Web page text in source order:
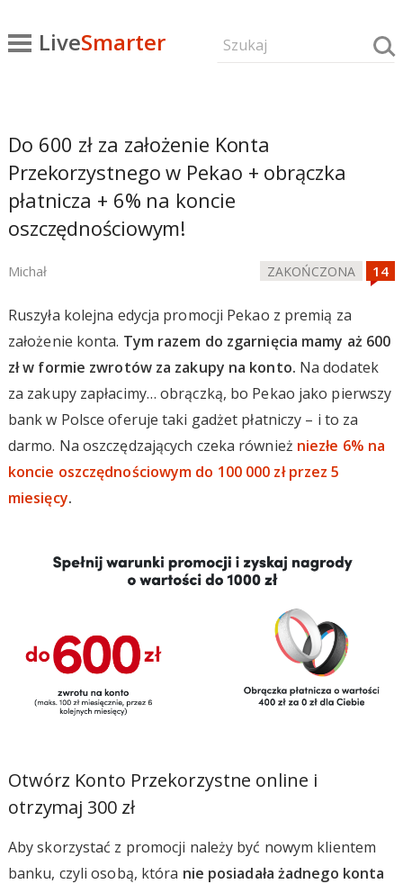
LiveSmarter
Do 600 zł za założenie Konta
Przekorzystnego w Pekao + obrączka
płatnicza + 6% na koncie
oszczędnościowym!
Michał ZAKOŃCZONA
Ruszyła kolejna edycja promocji Pekao z premią za
założenie konta. Tym razem do zgarnięcia mamy aż 600
zł w formie zwrotów za zakupy na konto. Na dodatek
za zakupy zapłacimy… obrączką, bo Pekao jako pierwszy
bank w Polsce oferuje taki gadżet płatniczy – i to za
darmo. Na oszczędzających czeka również niezłe 6% na
koncie oszczędnościowym do 100 000 zł przez 5
miesięcy.
Otwórz Konto Przekorzystne online i
otrzymaj 300 zł
Aby skorzystać z promocji należy być nowym klientem
banku, czyli osobą, która nie posiadała żadnego konta